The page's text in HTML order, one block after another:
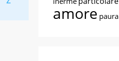
amore paura